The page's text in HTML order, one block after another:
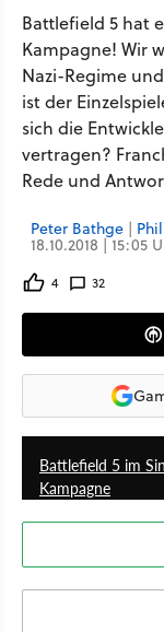
Battlefield 5 hat
Kampagne! Wir
Nazi-Regime
ist der
sich die
vertragen?
Rede und
Peter Bathge |
18.10.2018 | 15:05
4 32
Battlefield 5 im
Kampagne